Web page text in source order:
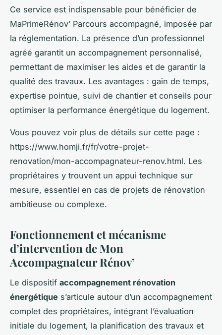
Ce service est indispensable pour bénéficier de
MaPrimeRénov’ Parcours accompagné, imposée par
la réglementation. La présence d’un professionnel
agréé garantit un accompagnement personnalisé,
permettant de maximiser les aides et de garantir la
qualité des travaux. Les avantages : gain de temps,
expertise pointue, suivi de chantier et conseils pour
optimiser la performance énergétique du logement.
Vous pouvez voir plus de détails sur cette page :
https://www.homji.fr/fr/votre-projet-
renovation/mon-accompagnateur-renov.html. Les
propriétaires y trouvent un appui technique sur
mesure, essentiel en cas de projets de rénovation
ambitieuse ou complexe.
Fonctionnement et mécanisme
d’intervention de Mon
Accompagnateur Rénov’
Le dispositif accompagnement rénovation
énergétique s’articule autour d’un accompagnement
complet des propriétaires, intégrant l’évaluation
initiale du logement, la planification des travaux et